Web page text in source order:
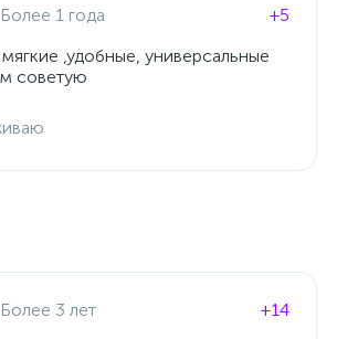
Более 1 года
+5
мягкие ,удобные, универсальные
советую
Более 3 лет
+14